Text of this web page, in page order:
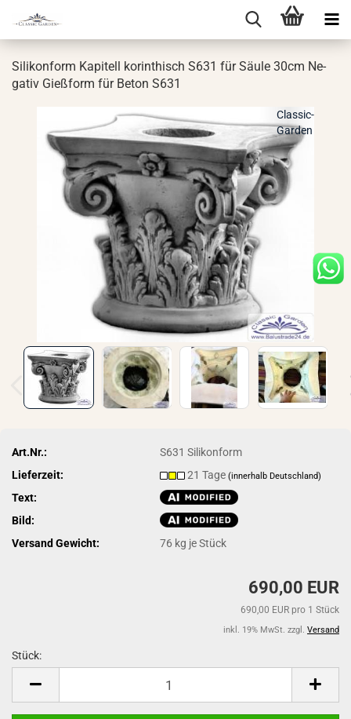
Si­li­kon­form Ka­pi­tell ko­rin­thisch S631 für Säule 30cm Ne­
ga­tiv Gieß­form für Beton S631
Classic-
Garden
Art.Nr.:
S631 Silikonform
Lieferzeit:
21 Tage(innerhalb Deutschland)
Text:
Bild:
Versand Gewicht:
76 kg je Stück
690,00 EUR
690,00 EUR pro 1 Stück
inkl. 19% MwSt. zzgl. Versand
Stück: